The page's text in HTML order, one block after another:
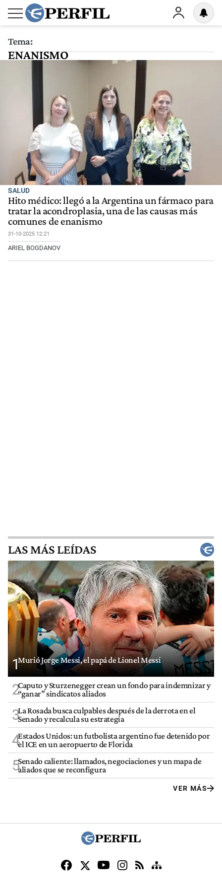
Tema:
ENANISMO
SALUD
Hito médico: llegó a la Argentina un fármaco para
tratar la acondroplasia, una de las causas más
comunes de enanismo
31-10-2025 12:21
ARIEL BOGDANOV
LAS MÁS LEÍDAS
1Murió Jorge Messi, el papá de Lionel Messi
2Caputo y Sturzenegger crean un fondo para indemnizar y
“ganar” sindicatos aliados
3La Rosada busca culpables después de la derrota en el
Senado y recalcula su estrategia
4Estados Unidos: un futbolista argentino fue detenido por
el ICE en un aeropuerto de Florida
5Senado caliente: llamados, negociaciones y un mapa de
aliados que se reconfigura
VER MÁS